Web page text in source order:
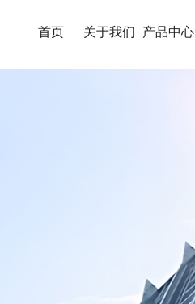
首页 关于我们 产品中心